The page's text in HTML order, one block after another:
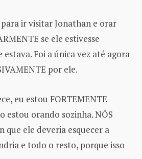
ir visitar Jonathan e orar
se ele estivesse
Foi a única vez até agora
por ele.
eu estou FORTEMENTE
estou orando sozinha. NÓS
que ele deveria esquecer a
e todo o resto, porque isso